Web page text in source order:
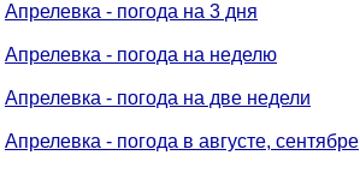
Апрелевка - погода на 3 дня
Апрелевка - погода на неделю
Апрелевка - погода на две недели
Апрелевка - погода в августе, сентябре